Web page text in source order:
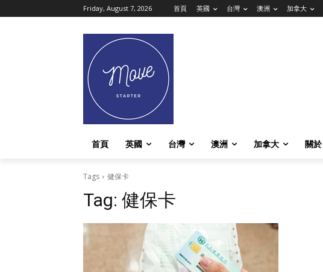
Friday, August 7, 2026 首頁 英國 台灣 澳洲 加拿大
首頁 英國 台灣 澳洲 加拿大 關於
Tags 健保卡
Tag: 健保卡